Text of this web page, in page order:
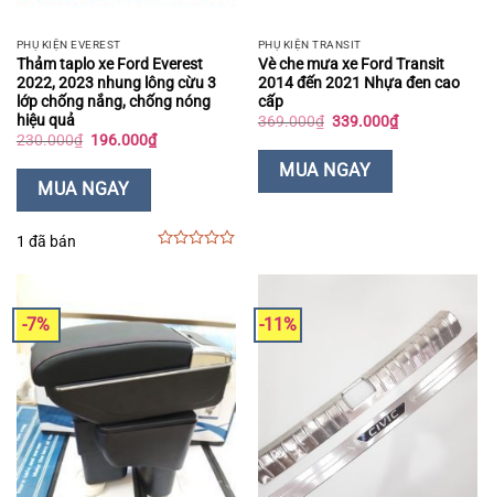
PHỤ KIỆN EVEREST
Thảm taplo xe Ford Everest
2022, 2023 nhung lông cừu 3
lớp chống nắng, chống nóng
hiệu quả
230.000₫ Giá
là:
230.000₫.
196.000₫Giá
hiện
MUA NGAY
1 đã bán
PHỤ KIỆN TRANSIT
Vè che mưa xe Ford Transit
2014 đến 2021 Nhựa đen cao
cấp
369.000₫ Giá
là:
369.000₫.
339.000₫Giá
hiện
MUA NGAY
-7% -11%